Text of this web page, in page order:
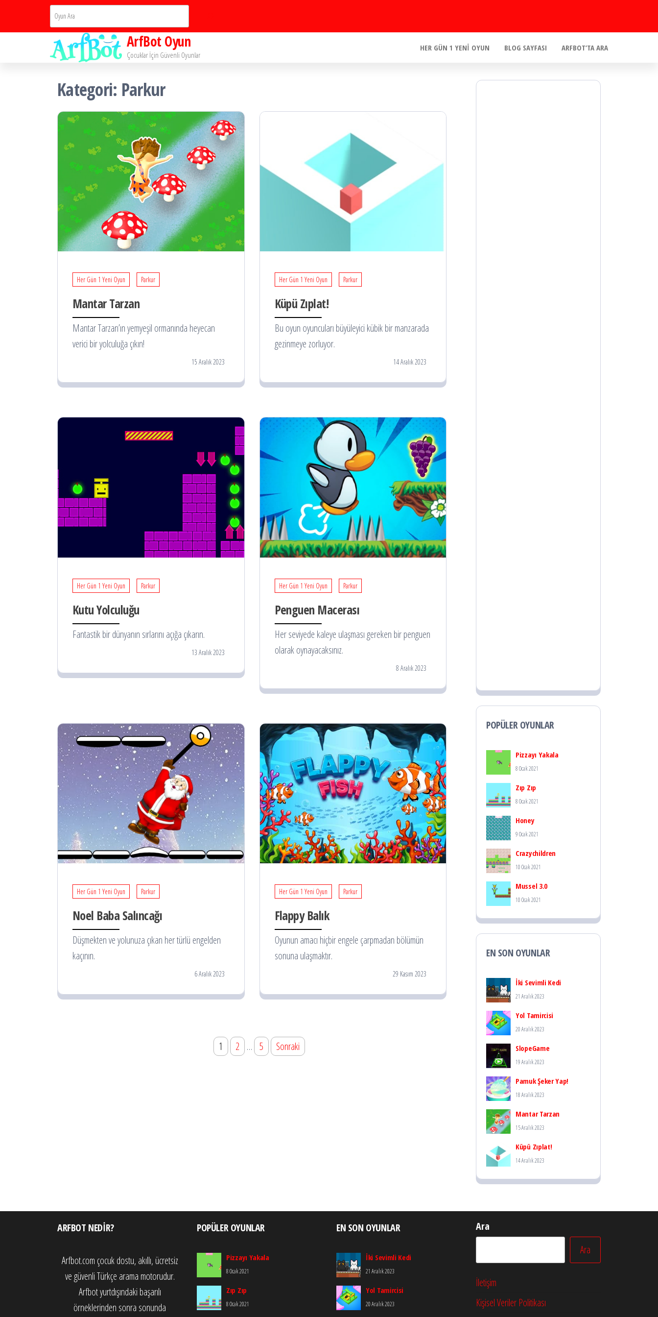
ArfBot Oyun
Çocuklar İçin Güvenli Oyunlar
HER GÜN 1 YENI OYUN BLOG SAYFASI ARFBOT’TA ARA
Kategori: Parkur
Her Gün 1 Yeni Oyun Parkur
Mantar Tarzan
Mantar Tarzan’ın yemyeşil ormanında heyecan
verici bir yolculuğa çıkın!
15 Aralık 2023
Her Gün 1 Yeni Oyun Parkur
Küpü Zıplat!
Bu oyun oyuncuları büyüleyici kübik bir manzarada
gezinmeye zorluyor.
14 Aralık 2023
Her Gün 1 Yeni Oyun Parkur
Kutu Yolculuğu
Fantastik bir dünyanın sırlarını açığa çıkarın.
13 Aralık 2023
Her Gün 1 Yeni Oyun Parkur
Penguen Macerası
Her seviyede kaleye ulaşması gereken bir penguen
olarak oynayacaksınız.
8 Aralık 2023
Her Gün 1 Yeni Oyun Parkur
Noel Baba Salıncağı
Düşmekten ve yolunuza çıkan her türlü engelden
kaçının.
6 Aralık 2023
Her Gün 1 Yeni Oyun Parkur
Flappy Balık
Oyunun amacı hiçbir engele çarpmadan bölümün
sonuna ulaşmaktır.
29 Kasım 2023
1 2 … 5 Sonraki
POPÜLER OYUNLAR
Pizzayı Yakala
8 Ocak 2021
Zıp Zıp
8 Ocak 2021
Honey
9 Ocak 2021
Crazychildren
10 Ocak 2021
Mussel 3.0
10 Ocak 2021
EN SON OYUNLAR
İki Sevimli Kedi
21 Aralık 2023
Yol Tamircisi
20 Aralık 2023
SlopeGame
19 Aralık 2023
Pamuk Şeker Yap!
18 Aralık 2023
Mantar Tarzan
15 Aralık 2023
Küpü Zıplat!
14 Aralık 2023
ARFBOT NEDIR?
Arfbot.com çocuk dostu, akıllı, ücretsiz
ve güvenli Türkçe arama motorudur.
Arfbot yurtdışındaki başarılı
örneklerinden sonra sonunda
POPÜLER OYUNLAR
Pizzayı Yakala
8 Ocak 2021
Zıp Zıp
8 Ocak 2021
EN SON OYUNLAR
İki Sevimli Kedi
21 Aralık 2023
Yol Tamircisi
20 Aralık 2023
Ara
Ara
İletişim
Kişisel Veriler Politikası